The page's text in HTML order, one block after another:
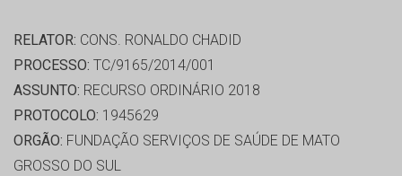
RELATOR: CONS. RONALDO CHADID
PROCESSO: TC/9165/2014/001
ASSUNTO: RECURSO ORDINÁRIO 2018
PROTOCOLO: 1945629
ORGÃO: FUNDAÇÃO SERVIÇOS DE SAÚDE DE MATO
GROSSO DO SUL